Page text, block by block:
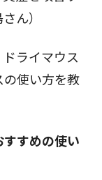
ん）
ライマウス
使い方を教
すめの使い